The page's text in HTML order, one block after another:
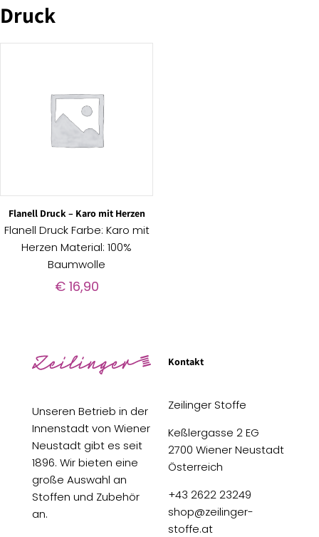
Druck
Flanell Druck – Karo mit Herzen
Flanell Druck Farbe: Karo mit
Herzen Material: 100%
Baumwolle
€16,90
Unseren Betrieb in der
Innenstadt von Wiener
Neustadt gibt es seit
1896. Wir bieten eine
große Auswahl an
Stoffen und Zubehör
an.
Kontakt
Zeilinger Stoffe
Keßlergasse 2 EG
2700 Wiener Neustadt
Österreich
+43 2622 23249
shop@zeilinger-
stoffe.at